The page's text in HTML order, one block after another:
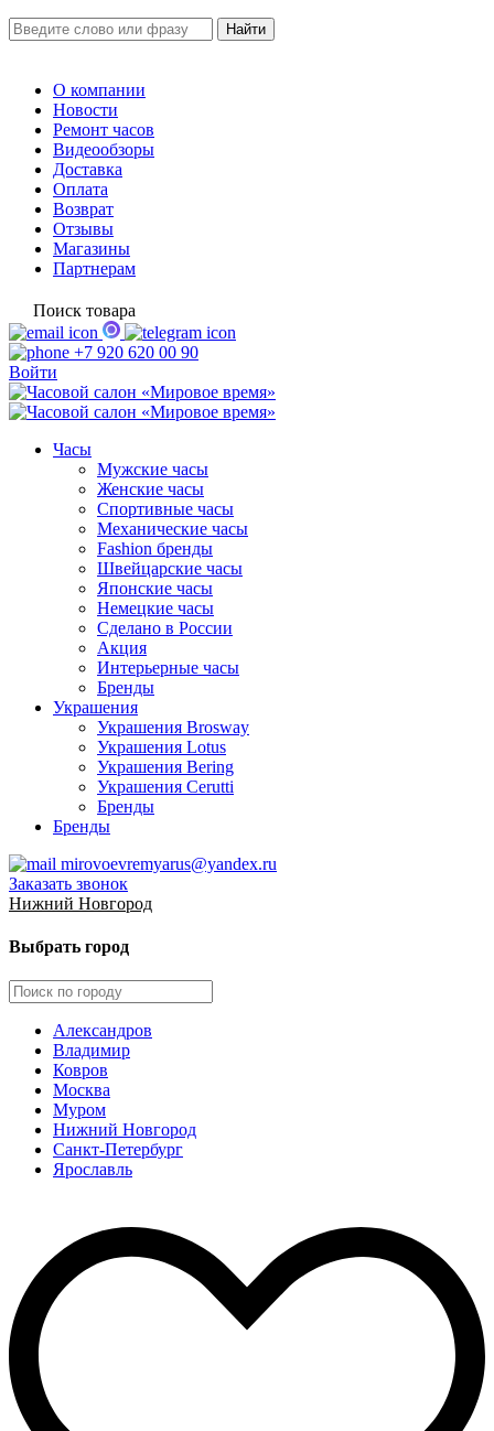
О компании
Новости
Ремонт часов
Видеообзоры
Доставка
Оплата
Возврат
Отзывы
Магазины
Партнерам
Поиск товара
+7 920 620 00 90
Войти
Часы
Мужские часы
Женские часы
Спортивные часы
Механические часы
Fashion бренды
Швейцарские часы
Японские часы
Немецкие часы
Сделано в России
Акция
Интерьерные часы
Бренды
Украшения
Украшения Brosway
Украшения Lotus
Украшения Bering
Украшения Cerutti
Бренды
Бренды
mirovoevremyarus@yandex.ru
Заказать звонок
Нижний Новгород
Выбрать город
Александров
Владимир
Ковров
Москва
Муром
Нижний Новгород
Санкт-Петербург
Ярославль